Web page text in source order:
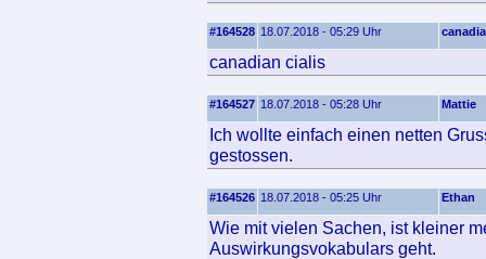
#164528 18.07.2018 - 05:29 Uhr
canadian cialis
#164527 18.07.2018 - 05:28 Uhr Mattie
Ich wollte einfach einen netten
gestossen.
#164526 18.07.2018 - 05:25 Uhr Ethan
Wie mit vielen Sachen, ist kleiner
Auswirkungsvokabulars geht.